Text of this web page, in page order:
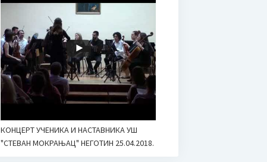
КОНЦЕРТ УЧЕНИКА И НАСТАВНИКА УШ
"СТЕВАН МОКРАЊАЦ" НЕГОТИН 25.04.2018.